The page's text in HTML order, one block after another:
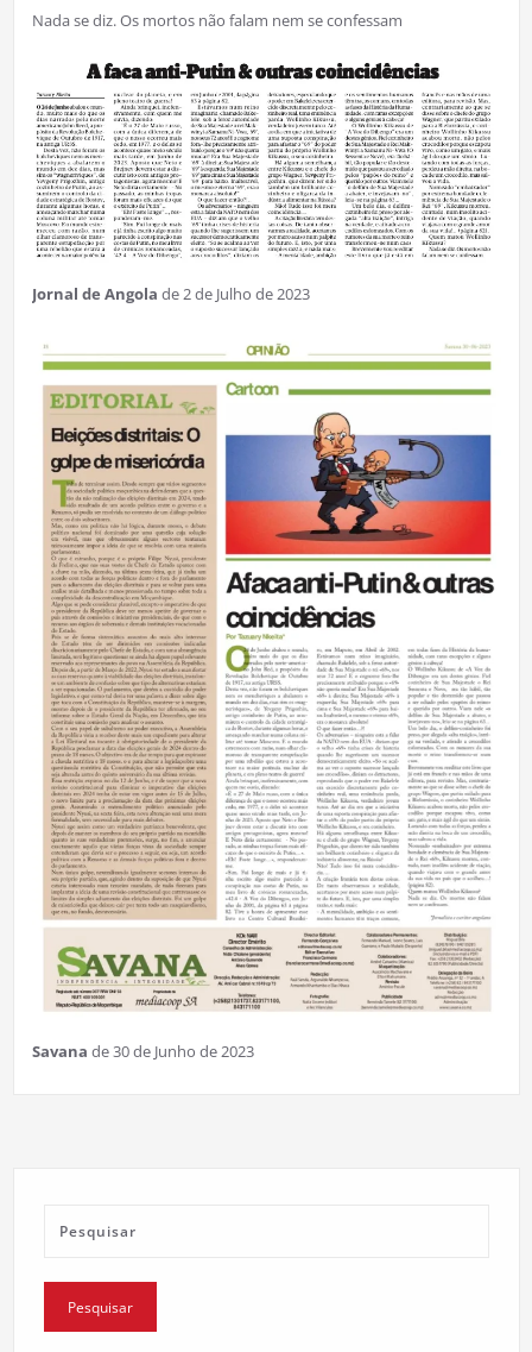
Nada se diz. Os mortos não falam nem se confessam
Jornal de Angola de 2 de Julho de 2023
Savana de 30 de Junho de 2023